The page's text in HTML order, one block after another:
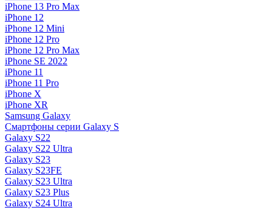
iPhone 13 Pro Max
iPhone 12
iPhone 12 Mini
iPhone 12 Pro
iPhone 12 Pro Max
iPhone SE 2022
iPhone 11
iPhone 11 Pro
iPhone X
iPhone XR
Samsung Galaxy
Смартфоны серии Galaxy S
Galaxy S22
Galaxy S22 Ultra
Galaxy S23
Galaxy S23FE
Galaxy S23 Ultra
Galaxy S23 Plus
Galaxy S24 Ultra